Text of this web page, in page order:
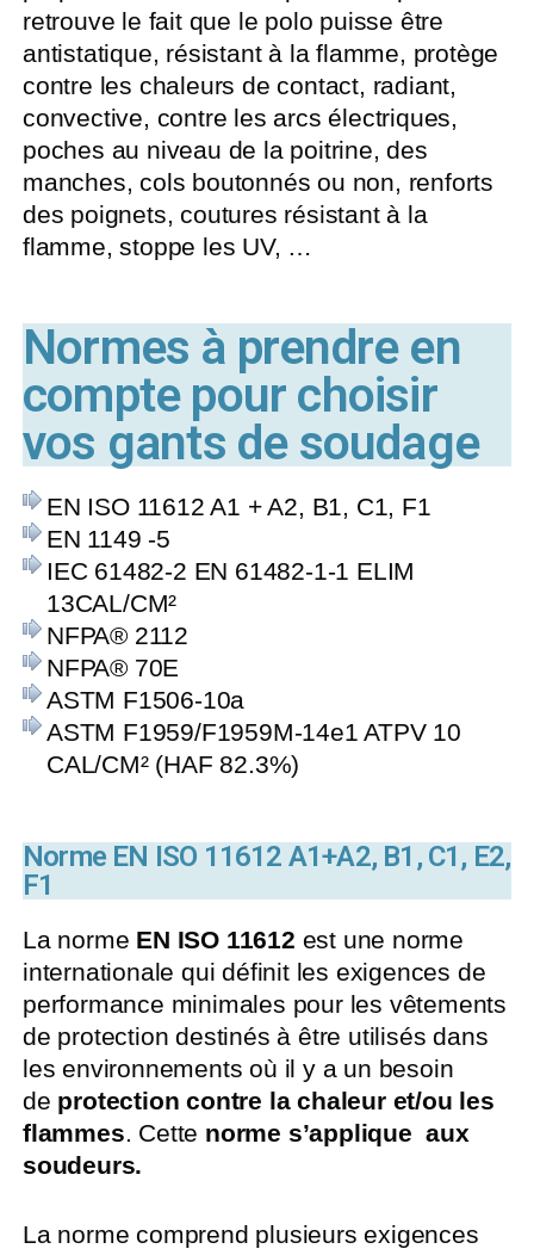
retrouve le fait que le polo puisse être
antistatique, résistant à la flamme, protège
contre les chaleurs de contact, radiant,
convective, contre les arcs électriques,
poches au niveau de la poitrine, des
manches, cols boutonnés ou non, renforts
des poignets, coutures résistant à la
flamme, stoppe les UV, …
Normes à prendre en
compte pour choisir
vos gants de soudage
EN ISO 11612 A1 + A2, B1, C1, F1
EN 1149 -5
IEC 61482-2 EN 61482-1-1 ELIM
13CAL/CM²
NFPA® 2112
NFPA® 70E
ASTM F1506-10a
ASTM F1959/F1959M-14e1 ATPV 10
CAL/CM² (HAF 82.3%)
Norme EN ISO 11612 A1+A2, B1, C1, E2,
F1
La norme EN ISO 11612 est une norme
internationale qui définit les exigences de
performance minimales pour les vêtements
de protection destinés à être utilisés dans
les environnements où il y a un besoin
de protection contre la chaleur et/ou les
flammes. Cette norme s’applique aux
soudeurs.
La norme comprend plusieurs exigences